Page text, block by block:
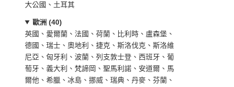
大公國、土耳其
歐洲 (40)
英國、愛爾蘭、法國、荷蘭、比利時、盧森堡、
德國、瑞士、奧地利、捷克、斯洛伐克、斯洛維
尼亞、匈牙利、波蘭、列支敦士登、西班牙、葡
萄牙、義大利、梵諦岡、聖馬利諾、安道爾、馬
爾他、希臘、冰島、挪威、瑞典、丹麥、芬蘭、